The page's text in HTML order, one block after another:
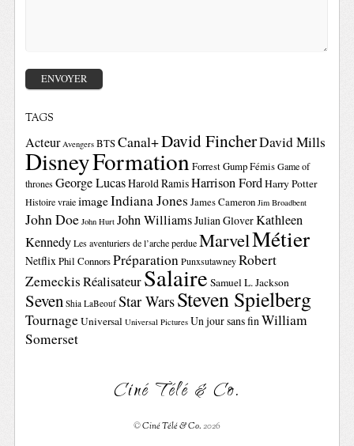
TAGS
Acteur Avengers BTSCanal+David FincherDavid Mills
DisneyFormationForrest GumpFémis Game of
thrones George LucasHarold RamisHarrison FordHarry Potter
Histoire vraie imageIndiana Jones James Cameron Jim Broadbent
John Doe John Hurt John WilliamsJulian GloverKathleen
Kennedy Les aventuriers de l’arche perdue MarvelMétier
NetflixPhil ConnorsPréparation Punxsutawney Robert
ZemeckisRéalisateurSalaire Samuel L. Jackson
Seven Shia LaBeouf Star WarsSteven Spielberg
TournageUniversal Universal Pictures Un jour sans finWilliam
Somerset
Ciné Télé & Co.
©Ciné Télé & Co.2026